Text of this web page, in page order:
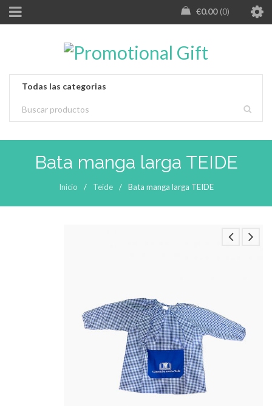
0.00
€ 0
Bata manga larga TEIDE
Inicio / Teide / Bata manga larga TEIDE